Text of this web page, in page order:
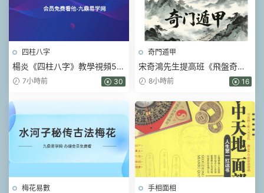
四柱八字
楊炎《四柱八字》教學視頻56
集 7小時前 30
奇門遁甲
宋奇鴻先生提高班《飛盤奇
門》奇門二期【原版】.pdf 90
8小時前 16
梅花易數 手相面相